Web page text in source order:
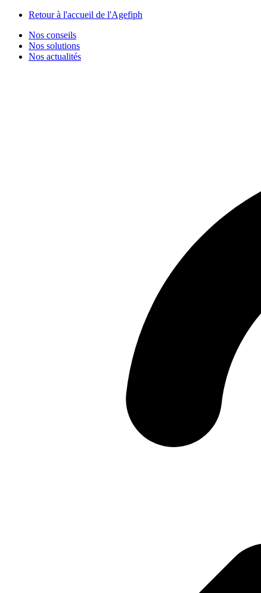
Retour à l'accueil de l'Agefiph
Nos conseils
Nos solutions
Nos actualités